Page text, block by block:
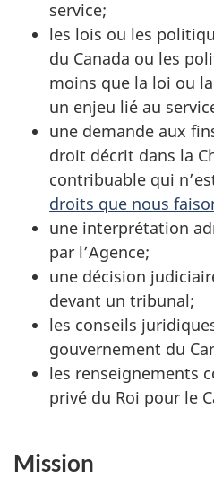
service;
les lois ou les
du Canada ou les
moins que la loi ou
un enjeu lié au
une demande aux
droit décrit dans la
contribuable qui
droits que nous
une interprétation
par l’Agence;
une décision
devant un tribunal;
les conseils
gouvernement du
les renseignements
privé du Roi pour le
Mission